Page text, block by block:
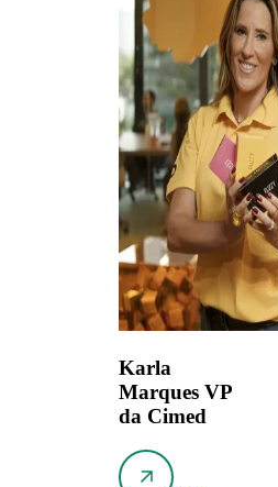
Karla
Marques VP
da Cimed